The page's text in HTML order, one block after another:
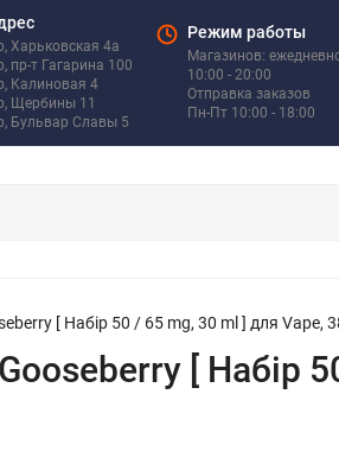
Харьковская 4а
пр-т Гагарина 100
Калиновая 4
Щербины 11
Бульвар Славы 5
Режим работы
Магазинов:
10:00 - 20:00
Отправка заказов
Пн-Пт 10:00 - 18:00
[ Набір 50 / 65 mg, 30 ml ] для Vape,
[ Набір